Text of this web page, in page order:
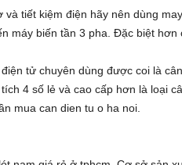
và tiết kiệm điện hãy nên dùng
máy biến tần 3 pha. Đặc biệt hơn
điện tử chuyên dùng được coi là
4 số lẻ và cao cấp hơn là loại
muacan dien tu o ha noi.